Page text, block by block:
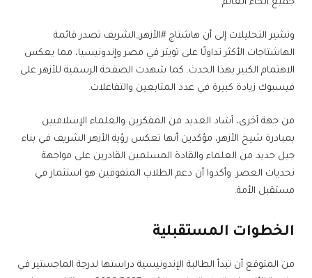
جميع أنحاء العالم.
وتشير التحليلات إلى أن هاشتاج #الأزهر_الشريف تصدر قائمة
الهاشتاجات الأكثر تداولًا على تويتر في مصر وإندونيسيا، مما يعكس
الاهتمام الكبير بهذا الحدث. كما شهدت الصفحة الرسمية للأزهر على
فيسبوك زيادة كبيرة في عدد المتابعين والتفاعلات.
من جهة أخرى، أشاد العديد من المفكرين والعلماء الإسلاميين
بمبادرة شيخ الأزهر، مؤكدين أنها تعكس رؤية الأزهر الشريف في بناء
جيل جديد من العلماء والقادة المسلمين القادرين على مواجهة
تحديات العصر. وأكدوا أن دعم الطلاب المتفوقين هو استثمار في
مستقبل الأمة.
الخطوات المستقبلية
من المتوقع أن تبدأ الطالبة الإندونيسية دراستها لدرجة الماجستير في